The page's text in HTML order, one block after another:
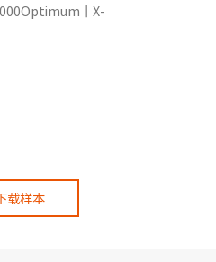
丨X-
载样本